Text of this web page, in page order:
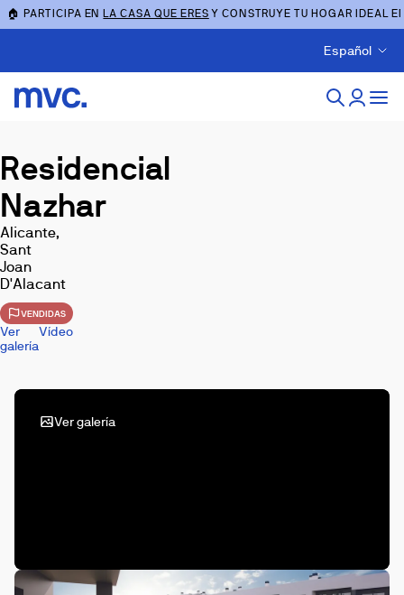
🏠 PARTICIPA ENLA CASA QUE ERES Y CONSTRUYE TU HOGAR IDEAL
Español
Residencial
Nazhar
Alicante,
Sant
Joan
D'Alacant
VENDIDAS
Ver
galería
Vídeo
Ver galería